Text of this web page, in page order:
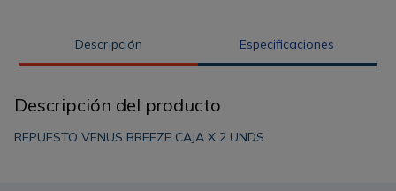
Descripción Especificaciones
Descripción del producto
REPUESTO VENUS BREEZE CAJA X 2 UNDS